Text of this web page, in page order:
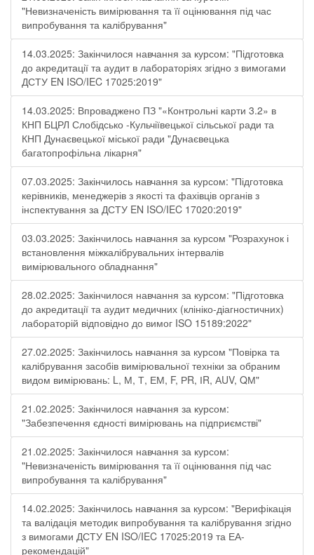
"Невизначеність вимірювання та її оцінювання під час
випробування та калібрування"
14.03.2025: Закінчилося навчання за курсом: "Підготовка
до акредитації та аудит в лабораторіях згідно з вимогами
ДСТУ EN ISO/IEC 17025:2019"
14.03.2025: Впроваджено ПЗ "«Контрольні карти 3.2» в
КНП БЦРЛ Слобідсько -Кульчіївецької сільської ради та
КНП Дунаєвецької міської ради "Дунаєвецька
багатопрофільна лікарня"
07.03.2025: Закінчилось навчання за курсом: "Підготовка
керівників, менеджерів з якості та фахівців органів з
інспектування за ДСТУ EN ISO/IEC 17020:2019"
03.03.2025: Закінчилось навчання за курсом "Розрахунок і
встановлення міжкалібрувальних інтервалів
вимірювального обладнання"
28.02.2025: Закінчилося навчання за курсом: "Підготовка
до акредитації та аудит медичних (клініко-діагностичних)
лабораторій відповідно до вимог ISO 15189:2022"
27.02.2025: Закінчилось навчання за курсом "Повірка та
калібрування засобів вимірювальної техніки за обраним
видом вимірювань: L, М, Т, ЕМ, F, РR, ІR, АUV, QМ"
21.02.2025: Закінчилося навчання за курсом:
"Забезпечення єдності вимірювань на підприємстві"
21.02.2025: Закінчилося навчання за курсом:
"Невизначеність вимірювання та її оцінювання під час
випробування та калібрування"
14.02.2025: Закінчилось навчання за курсом: "Верифікація
та валідація методик випробування та калібрування згідно
з вимогами ДСТУ EN ISO/IEC 17025:2019 та ЕА-
рекомендацій"